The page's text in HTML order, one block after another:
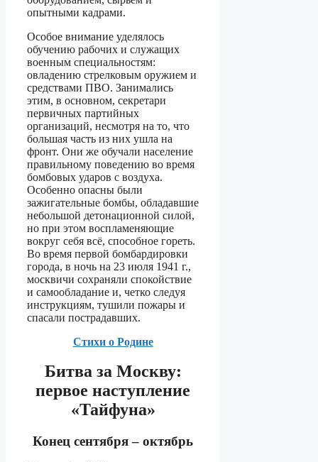
опытными кадрами.
Особое внимание уделялось
обучению рабочих и служащих
военным специальностям:
овладению стрелковым оружием и
средствами ПВО. Занимались
этим, в основном, секретари
первичных партийных
организаций, несмотря на то, что
большая часть из них ушла на
фронт. Они же обучали население
правильному поведению во время
бомбовых ударов с воздуха.
Особенно опасны были
зажигательные бомбы, обладавшие
небольшой детонационной силой,
но при этом воспламеняющие
вокруг себя всё, способное гореть.
Во время первой бомбардировки
города, в ночь на 23 июля 1941 г.,
москвичи сохраняли спокойствие
и самообладание и, четко следуя
инструкциям, тушили пожары и
спасали пострадавших.
Стихи о Родине
Битва за Москву:
первое наступление
«Тайфуна»
Конец сентября – октябрь